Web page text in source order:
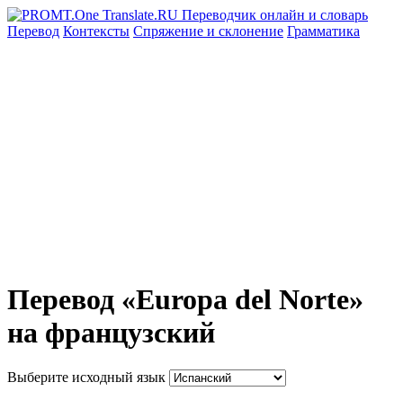
Перевод Контексты Спряжение и склонение Грамматика
Перевод «Europa del Norte»
на французский
Выберите исходный язык